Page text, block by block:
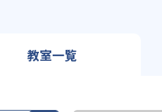
教室一覧